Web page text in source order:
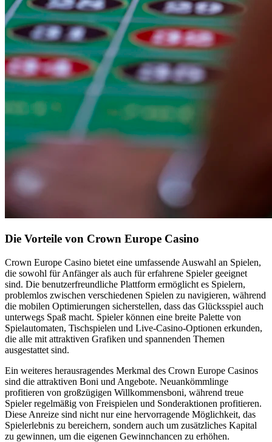
Die Vorteile von Crown Europe Casino
Crown Europe Casino bietet eine umfassende Auswahl an Spielen,
die sowohl für Anfänger als auch für erfahrene Spieler geeignet
sind. Die benutzerfreundliche Plattform ermöglicht es Spielern,
problemlos zwischen verschiedenen Spielen zu navigieren, während
die mobilen Optimierungen sicherstellen, dass das Glücksspiel auch
unterwegs Spaß macht. Spieler können eine breite Palette von
Spielautomaten, Tischspielen und Live-Casino-Optionen erkunden,
die alle mit attraktiven Grafiken und spannenden Themen
ausgestattet sind.
Ein weiteres herausragendes Merkmal des Crown Europe Casinos
sind die attraktiven Boni und Angebote. Neuankömmlinge
profitieren von großzügigen Willkommensboni, während treue
Spieler regelmäßig von Freispielen und Sonderaktionen profitieren.
Diese Anreize sind nicht nur eine hervorragende Möglichkeit, das
Spielerlebnis zu bereichern, sondern auch um zusätzliches Kapital
zu gewinnen, um die eigenen Gewinnchancen zu erhöhen.